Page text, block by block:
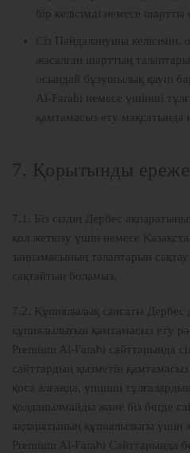
бір келісімді немесе
Сіз Пайдаланушы келісімін,
жасалған шарттың
осындай бұзушылық қаупі
Al-Farabi немесе үшінші
қамтамасыз ету мақсатында
7. Қорытынды
7.1. Біз сіздің Дербес
қол жеткізу үшін немесе
заңнамасының талаптарын
сақтайтын боламыз.
7.2. Құпиялылық саясаты Дербес
құпиялылығын қамтамасыз ету
Premium Al-Farabi сайттарында
сайттардың қызметін
қоса алғанда, үшінші
қолданылмайды және біз бөгде
ақпаратының құпиялылығы үшін
Premium Al-Farabi Сайттарында